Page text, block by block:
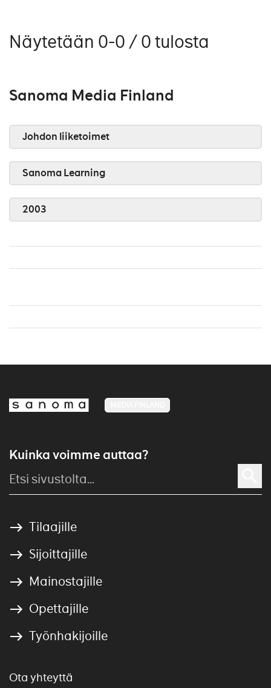
Näytetään 0-0 / 0 tulosta
Sanoma Media Finland
Johdon liiketoimet
Sanoma Learning
2003
Kuinka voimme auttaa?
Tilaajille
Sijoittajille
Mainostajille
Opettajille
Työnhakijoille
Ota yhteyttä